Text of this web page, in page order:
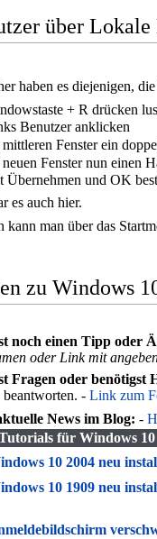
über
haben es diejenigen,
+ R drücken
Benutzer anklicken
Fenster ein
Fenster nun einen
Übernehmen und OK
es auch hier.
kann man über das
zu Windows
noch einen Tipp oder
oder Link mit
Fragen oder benötigst
beantworten. - Link zum
News im Blog: -
für Windows 10
10 2004 neu
10 1909 neu